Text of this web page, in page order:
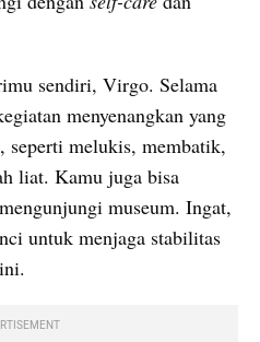
sendiri, Virgo. Selama
menyenangkan yang
seperti melukis, membatik,
liat. Kamu juga bisa
museum. Ingat,
untuk menjaga stabilitas